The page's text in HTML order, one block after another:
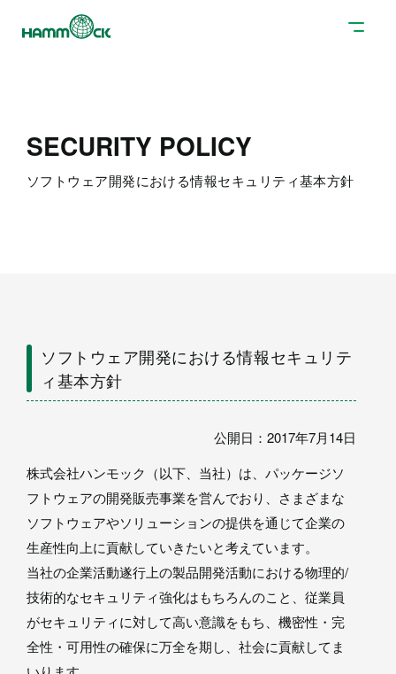
SECURITY POLICY
ソフトウェア開発における情報セキュリティ基本方針
ソフトウェア開発における情報セキュリテ
ィ基本方針
公開日：2017年7月14日
株式会社ハンモック（以下、当社）は、パッケージソ
フトウェアの開発販売事業を営んでおり、さまざまな
ソフトウェアやソリューションの提供を通じて企業の
生産性向上に貢献していきたいと考えています。
当社の企業活動遂行上の製品開発活動における物理的/
技術的なセキュリティ強化はもちろんのこと、従業員
がセキュリティに対して高い意識をもち、機密性・完
全性・可用性の確保に万全を期し、社会に貢献してま